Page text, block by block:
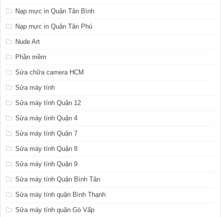
Nạp mực in Quận Tân Bình
Nạp mực in Quận Tân Phú
Nude Art
Phần mềm
Sửa chữa camera HCM
Sửa máy tính
Sửa máy tính Quận 12
Sửa máy tính Quận 4
Sửa máy tính Quận 7
Sửa máy tính Quận 8
Sửa máy tính Quận 9
Sửa máy tính Quận Bình Tân
Sửa máy tính quận Bình Thạnh
Sửa máy tính quận Gò Vấp